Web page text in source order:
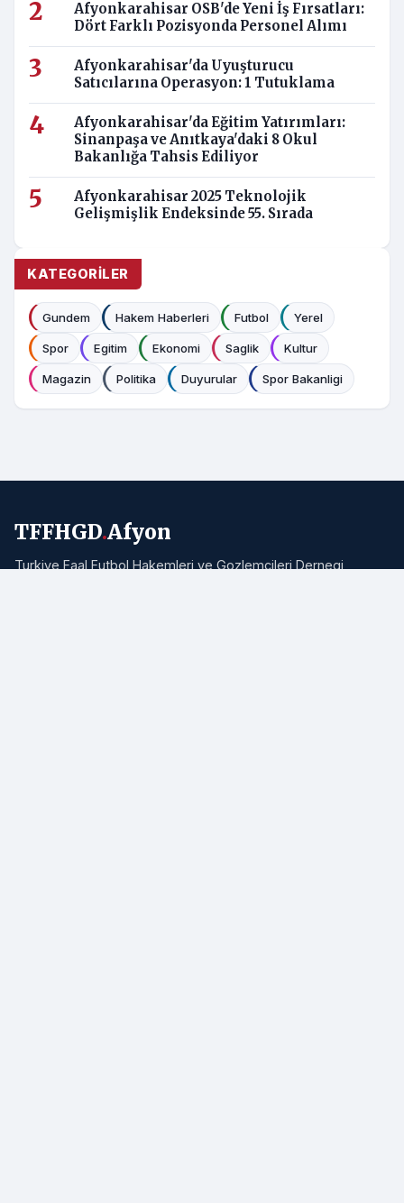
Afyonkarahisar OSB'de Yeni İş Fırsatları:
Dört Farklı Pozisyonda Personel Alımı
Afyonkarahisar'da Uyuşturucu
Satıcılarına Operasyon: 1 Tutuklama
Afyonkarahisar'da Eğitim Yatırımları:
Sinanpaşa ve Anıtkaya'daki 8 Okul
Bakanlığa Tahsis Ediliyor
Afyonkarahisar 2025 Teknolojik
Gelişmişlik Endeksinde 55. Sırada
KATEGORILER
Gundem Hakem Haberleri Futbol Yerel
Spor Egitim Ekonomi Saglik Kultur
Magazin Politika Duyurular Spor Bakanligi
TFFHGD.Afyon
Turkiye Faal Futbol Hakemleri ve Gozlemcileri Dernegi